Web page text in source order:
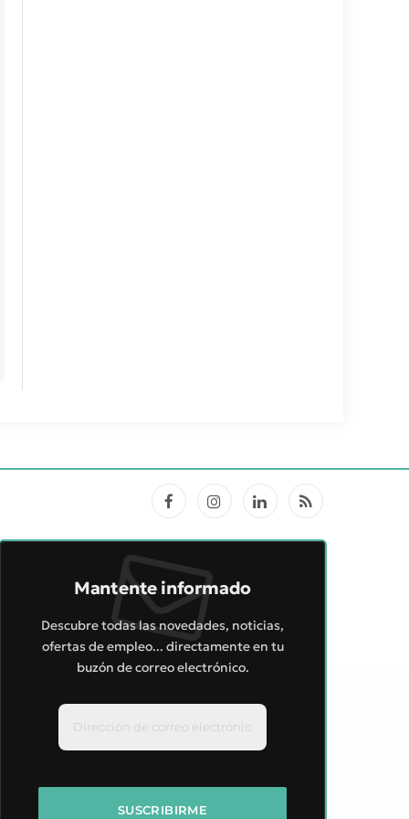
FacebookInstagramLinkedInRSS
Mantente informado
Descubre todas las novedades, noticias,
ofertas de empleo... directamente en tu
buzón de correo electrónico.